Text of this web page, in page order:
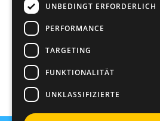
Via Lago di
Carpi (MO) 41012
UNBEDINGT ERFORDERLICH
PERFORMANCE
TARGETING
FUNKTIONALITÄT
UNKLASSIFIZIERTE